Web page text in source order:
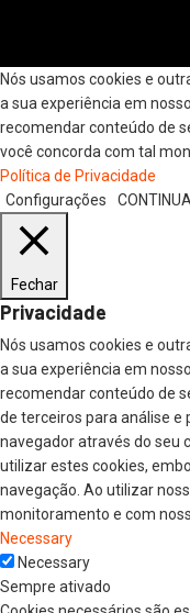
Nós usamos cookies e
a sua experiência em
recomendar conteúdo de
você concorda com tal
Política de Privacidade
Configurações
Fechar
Privacidade
Nós usamos cookies e
a sua experiência em
recomendar conteúdo de
de terceiros para análise e
navegador através do seu
utilizar estes cookies,
navegação. Ao utilizar
monitoramento e com
Necessary
Necessary
Sempre ativado